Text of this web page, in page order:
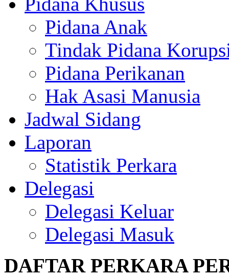
Pidana Anak
Tindak Pidana
Pidana Perikanan
Hak Asasi Manusia
Jadwal Sidang
Laporan
Statistik Perkara
Delegasi
Delegasi Keluar
Delegasi Masuk
DAFTAR PERKARA